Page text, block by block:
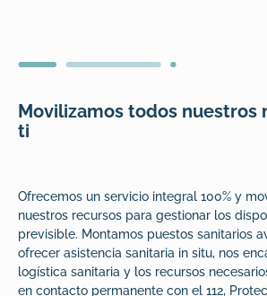
Movilizamos todos nuestros
ti
Ofrecemos un servicio integral 100% y
nuestros recursos para gestionar los
previsible. Montamos puestos sanitarios
ofrecer asistencia sanitaria in situ, nos
logística sanitaria y los recursos
en contacto permanente con el 112,